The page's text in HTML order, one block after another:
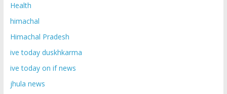
Health
himachal
Himachal Pradesh
ive today duskhkarma
ive today on if news
jhula news